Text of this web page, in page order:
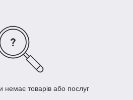
немає товарів або послуг